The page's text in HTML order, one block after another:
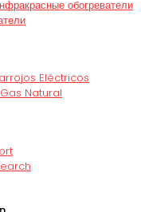
обогреватели
Eléctricos
Natural